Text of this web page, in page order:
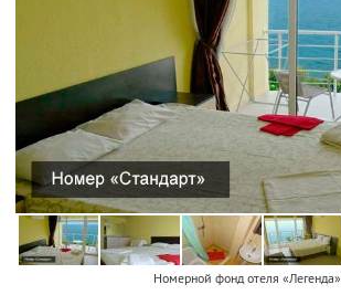
Номерной фонд отеля «Легенда»